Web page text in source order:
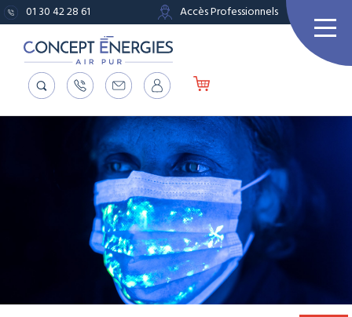
01 30 42 28 61 Accès Professionnels